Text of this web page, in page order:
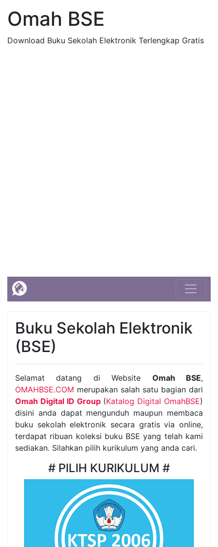
Omah BSE
Download Buku Sekolah Elektronik Terlengkap Gratis
Buku Sekolah Elektronik
(BSE)
Selamat datang di Website Omah BSE,
OMAHBSE.COM merupakan salah satu bagian dari
Omah Digital ID Group(Katalog Digital OmahBSE)
disini anda dapat mengunduh maupun membaca
buku sekolah elektronik secara gratis via online,
terdapat ribuan koleksi buku BSE yang telah kami
sediakan. Silahkan pilih kurikulum yang anda cari.
# PILIH KURIKULUM #